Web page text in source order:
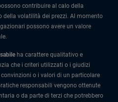
contribuire al calo della
della volatilità dei prezzi. Al momento
possono avere un valore
ha carattere qualitativo e
che i criteri utilizzati o i giudizi
o i valori di un particolare
responsabili vengono ottenute
o da parte di terzi che potrebbero